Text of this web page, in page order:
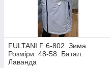
FULTANI F 6-802. Зима.
Розміри: 48-58. Батал.
Лаванда